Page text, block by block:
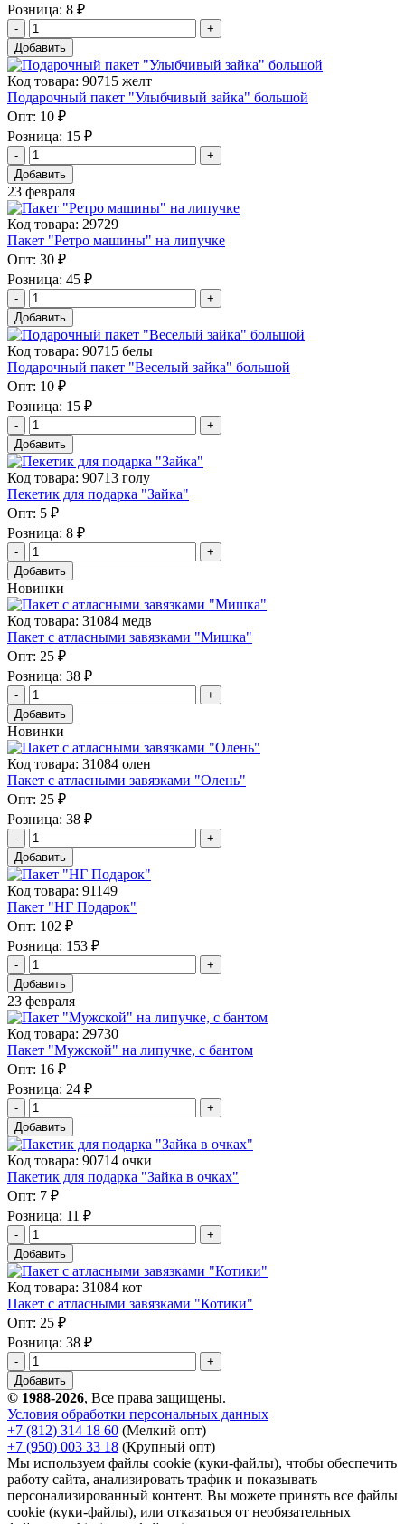
Розница: 8 ₽
Добавить
Код товара: 90715 желт
Подарочный пакет "Улыбчивый зайка" большой
Опт: 10 ₽
Розница: 15 ₽
Добавить
23 февраля
Код товара: 29729
Пакет "Ретро машины" на липучке
Опт: 30 ₽
Розница: 45 ₽
Добавить
Код товара: 90715 белы
Подарочный пакет "Веселый зайка" большой
Опт: 10 ₽
Розница: 15 ₽
Добавить
Код товара: 90713 голу
Пекетик для подарка "Зайка"
Опт: 5 ₽
Розница: 8 ₽
Добавить
Новинки
Код товара: 31084 медв
Пакет с атласными завязками "Мишка"
Опт: 25 ₽
Розница: 38 ₽
Добавить
Новинки
Код товара: 31084 олен
Пакет с атласными завязками "Олень"
Опт: 25 ₽
Розница: 38 ₽
Добавить
Код товара: 91149
Пакет "НГ Подарок"
Опт: 102 ₽
Розница: 153 ₽
Добавить
23 февраля
Код товара: 29730
Пакет "Мужской" на липучке, с бантом
Опт: 16 ₽
Розница: 24 ₽
Добавить
Код товара: 90714 очки
Пакетик для подарка "Зайка в очках"
Опт: 7 ₽
Розница: 11 ₽
Добавить
Код товара: 31084 кот
Пакет с атласными завязками "Котики"
Опт: 25 ₽
Розница: 38 ₽
Добавить
© 1988-2026, Все права защищены.
Условия обработки персональных данных
+7 (812) 314 18 60 (Мелкий опт)
+7 (950) 003 33 18 (Крупный опт)
Мы используем файлы cookie (куки-файлы), чтобы обеспечить
работу сайта, анализировать трафик и показывать
персонализированный контент. Вы можете принять все файлы
cookie (куки-файлы), или отказаться от необязательных